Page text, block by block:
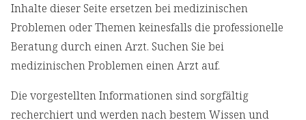
Inhalte dieser Seite ersetzen bei medizinischen
Problemen oder Themen keinesfalls die professionelle
Beratung durch einen Arzt. Suchen Sie bei
medizinischen Problemen einen Arzt auf.
Die vorgestellten Informationen sind sorgfältig
recherchiert und werden nach bestem Wissen und